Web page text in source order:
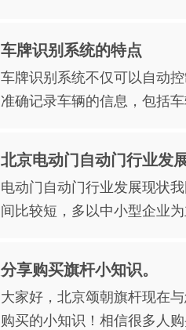
车牌识别系统的特点
车牌识别系统不仅可以自动
准确记录车辆的信息，包括
北京电动门自动门行业发
电动门自动门行业发展现状
间比较短，多以中小型企业
分享购买旗杆小知识。
大家好，北京颂朝旗杆现在
购买的小知识！相信很多人